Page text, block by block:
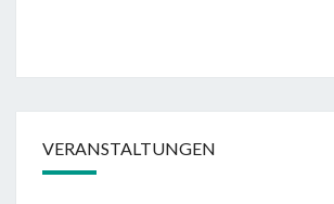
VERANSTALTUNGEN